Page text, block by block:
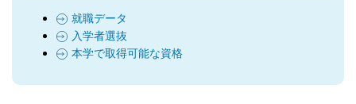
就職データ
入学者選抜
本学で取得可能な資格